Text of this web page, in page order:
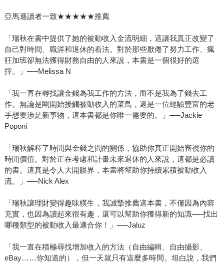
亞馬遜讀者一致★★★★★推薦
「瑞秋在書中提供了她的被動收入金流明細，這讓我真正改變了
自己對時間、職涯和退休的看法。對於那些厭倦了努力工作、瘋
狂加班卻無法獲得財務自由的人來說，本書是一個很好的選
擇。」──Melissa N
「我一直在尋找讓金錢為我工作的方法，而不是我為了錢去工
作。無論是剛開始接觸被動收入的菜鳥，還是一位經驗豐富的老
手想要涉足新事物，這本書都是你唯一需要的。」──Jackie
Poponi
「瑞秋解釋了時間與金錢之間的關係，協助你真正開始審視你的
時間價值。對於正在考慮和計畫未來退休的人來說，這都是必讀
的書。這真是令人大開眼界，本書將幫助你持續累積被動收入
流。」──Nick Alex
「瑞秋讓理財變得趣味橫生，我誠摯推薦這本書，不僅因為內容
充實，也因為讀起來很有趣，還可以幫助你獲得新的知識──找出
哪種類型的被動收入最適合你！」──Jaluz
「我一直在積極尋找增加收入的方法（自由編輯、自由攝影、
eBay……你知道的），但一天就只有這麼多時間。坦白說，我們